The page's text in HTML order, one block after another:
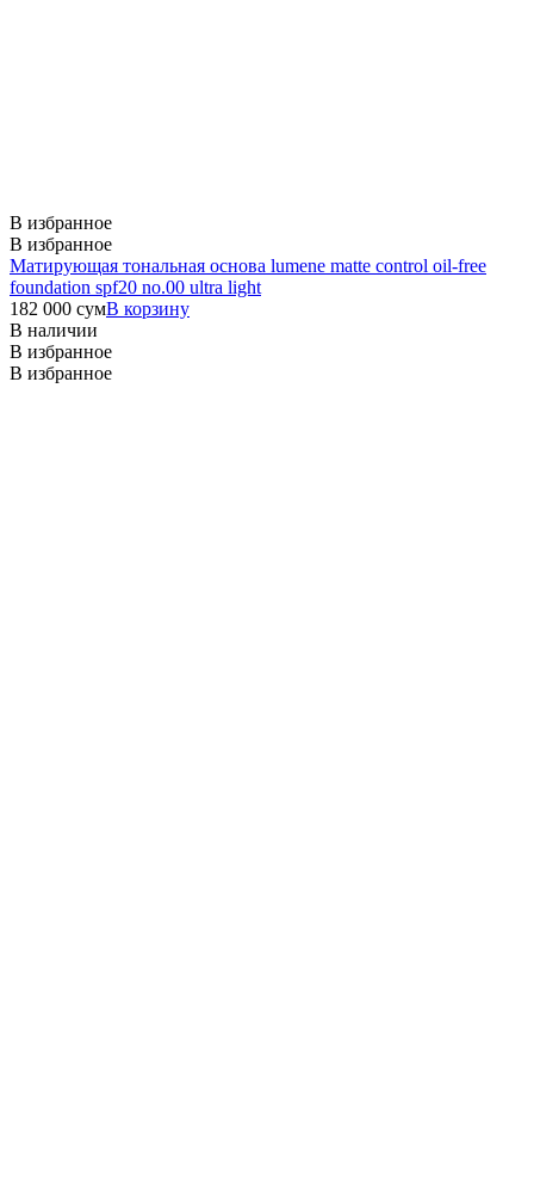
В избранное
В избранное
Матирующая тональная основа lumene matte control oil-free
foundation spf20 no.00 ultra light
182 000 сумВ корзину
В наличии
В избранное
В избранное